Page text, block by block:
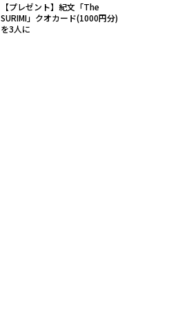
【プレゼント】紀文「The
SURIMI」クオカード(1000円分)
を3人に